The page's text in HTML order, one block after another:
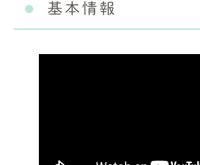
基本情報